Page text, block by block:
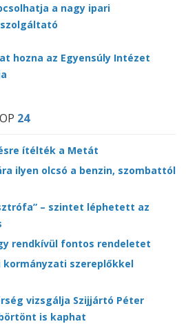
a nagy ipari
hozna az Egyensúly Intézet
24
ítélték a Metát
ilyen olcsó a benzin, szombattól
– szintet léphetett az
rendkívül fontos rendeletet
kormányzati szereplőkkel
vizsgálja Szijjártó Péter
is kaphat